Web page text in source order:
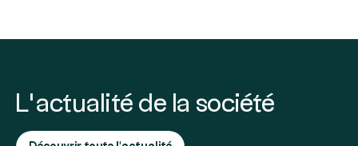
L’actualité de la société